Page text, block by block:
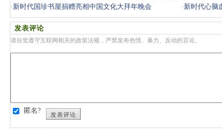
会
· 新时代国珍书屋捐赠亮相中国文化大拜年晚会 · 新时代心脑
发表评论
请自觉遵守互联网相关的政策法规，严禁发布色情、暴力、反动的言论。
匿名?
发表评论